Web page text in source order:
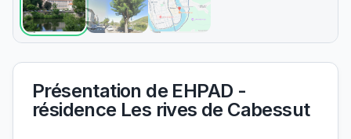
Présentation de EHPAD -
résidence Les rives de Cabessut